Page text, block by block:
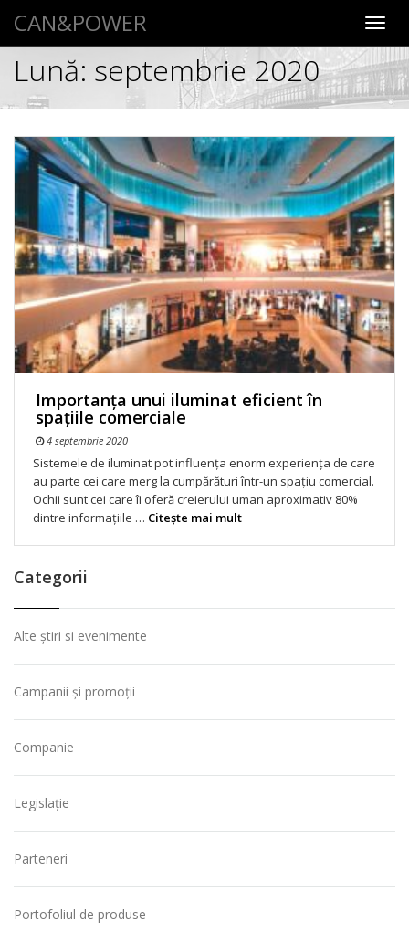
CAN&POWER
Lună: septembrie 2020
Importanța unui iluminat eficient în
spațiile comerciale
4 septembrie 2020
Sistemele de iluminat pot influența enorm experiența de care
au parte cei care merg la cumpărături într-un spațiu comercial.
Ochii sunt cei care îi oferă creierului uman aproximativ 80%
dintre informațiile … Citeşte mai mult
Categorii
Alte știri si evenimente
Campanii și promoții
Companie
Legislație
Parteneri
Portofoliul de produse